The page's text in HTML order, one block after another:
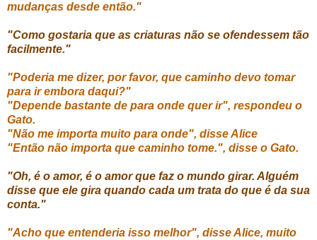
mudanças desde então."
"Como gostaria que as criaturas não se ofendessem tão
facilmente."
"Poderia me dizer, por favor, que caminho devo tomar
para ir embora daqui?"
"Depende bastante de para onde quer ir", respondeu o
Gato.
"Não me importa muito para onde", disse Alice
"Então não importa que caminho tome.", disse o Gato.
"Oh, é o amor, é o amor que faz o mundo girar. Alguém
disse que ele gira quando cada um trata do que é da sua
conta."
"Acho que entenderia isso melhor", disse Alice, muito